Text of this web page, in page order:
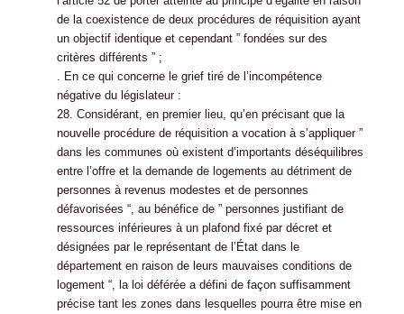
de la coexistence de deux procédures de réquisition ayant
un objectif identique et cependant ” fondées sur des
critères différents ” ;
. En ce qui concerne le grief tiré de l’incompétence
négative du législateur :
28. Considérant, en premier lieu, qu’en précisant que la
nouvelle procédure de réquisition a vocation à s’appliquer ”
dans les communes où existent d’importants déséquilibres
entre l’offre et la demande de logements au détriment de
personnes à revenus modestes et de personnes
défavorisées “, au bénéfice de ” personnes justifiant de
ressources inférieures à un plafond fixé par décret et
désignées par le représentant de l’État dans le
département en raison de leurs mauvaises conditions de
logement “, la loi déférée a défini de façon suffisamment
précise tant les zones dans lesquelles pourra être mise en